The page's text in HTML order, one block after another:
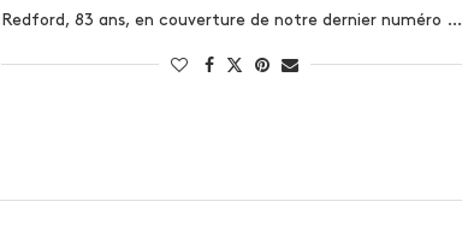
Redford, 83 ans, en couverture de notre dernier numéro …